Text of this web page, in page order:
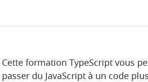
DESCRIPTION
Cette formation TypeScript vous
passer du JavaScript à un code